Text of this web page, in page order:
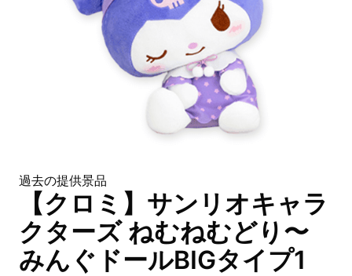
過去の提供景品
【クロミ】サンリオキャラ
クターズ ねむねむどり〜
みんぐドールBIGタイプ1